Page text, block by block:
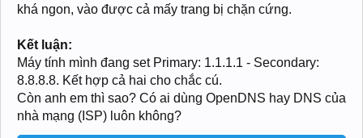
khá ngon, vào được cả mấy trang bị chặn cứng.
Kết luận:
Máy tính mình đang set Primary: 1.1.1.1 - Secondary:
8.8.8.8. Kết hợp cả hai cho chắc cú.
Còn anh em thì sao? Có ai dùng OpenDNS hay DNS của
nhà mạng (ISP) luôn không?